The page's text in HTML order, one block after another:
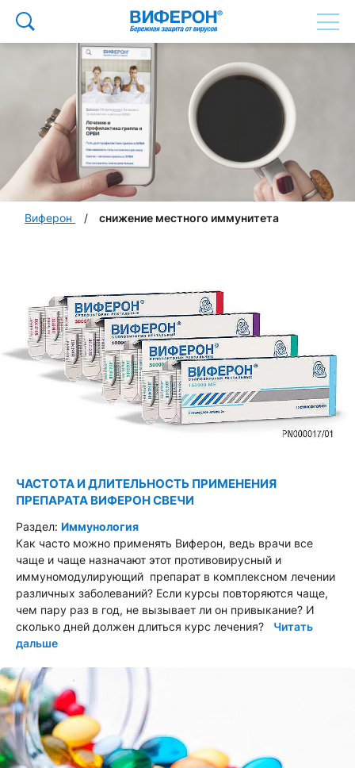
Виферон снижение местного иммунитета
ЧАСТОТА И ДЛИТЕЛЬНОСТЬ ПРИМЕНЕНИЯ
ПРЕПАРАТА ВИФЕРОН СВЕЧИ
Раздел: Иммунология
Как часто можно применять Виферон, ведь врачи все
чаще и чаще назначают этот противовирусный и
иммуномодулирующий препарат в комплексном лечении
различных заболеваний? Если курсы повторяются чаще,
чем пару раз в год, не вызывает ли он привыкание? И
сколько дней должен длиться курс лечения? Читать
дальше